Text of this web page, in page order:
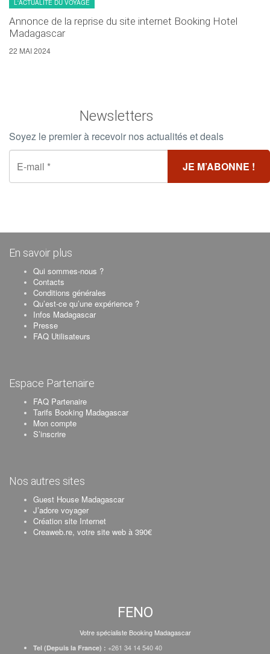
L'ACTUALITÉ DU VOYAGE
Annonce de la reprise du site internet Booking Hotel
Madagascar
22 MAI 2024
Newsletters
Soyez le premier à recevoir nos actualités et deals
En savoir plus
Qui sommes-nous ?
Contacts
Conditions générales
Qu’est-ce qu’une expérience ?
Infos Madagascar
Presse
FAQ Utilisateurs
Espace Partenaire
FAQ Partenaire
Tarifs Booking Madagascar
Mon compte
S’inscrire
Nos autres sites
Guest House Madagascar
J’adore voyager
Création site Internet
Creaweb.re, votre site web à 390€
FENO
Votre spécialiste Booking Madagascar
Tel (Depuis la France) : +261 34 14 540 40